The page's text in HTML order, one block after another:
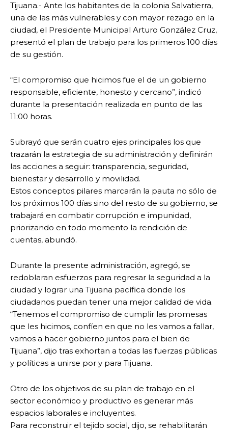
Tijuana.- Ante los habitantes de la colonia Salvatierra,
una de las más vulnerables y con mayor rezago en la
ciudad, el Presidente Municipal Arturo González Cruz,
presentó el plan de trabajo para los primeros 100 días
de su gestión.
“El compromiso que hicimos fue el de un gobierno
responsable, eficiente, honesto y cercano”, indicó
durante la presentación realizada en punto de las
11:00 horas.
Subrayó que serán cuatro ejes principales los que
trazarán la estrategia de su administración y definirán
las acciones a seguir: transparencia, seguridad,
bienestar y desarrollo y movilidad.
Estos conceptos pilares marcarán la pauta no sólo de
los próximos 100 días sino del resto de su gobierno, se
trabajará en combatir corrupción e impunidad,
priorizando en todo momento la rendición de
cuentas, abundó.
Durante la presente administración, agregó, se
redoblaran esfuerzos para regresar la seguridad a la
ciudad y lograr una Tijuana pacífica donde los
ciudadanos puedan tener una mejor calidad de vida.
“Tenemos el compromiso de cumplir las promesas
que les hicimos, confíen en que no les vamos a fallar,
vamos a hacer gobierno juntos para el bien de
Tijuana”, dijo tras exhortan a todas las fuerzas públicas
y políticas a unirse por y para Tijuana.
Otro de los objetivos de su plan de trabajo en el
sector económico y productivo es generar más
espacios laborales e incluyentes.
Para reconstruir el tejido social, dijo, se rehabilitarán